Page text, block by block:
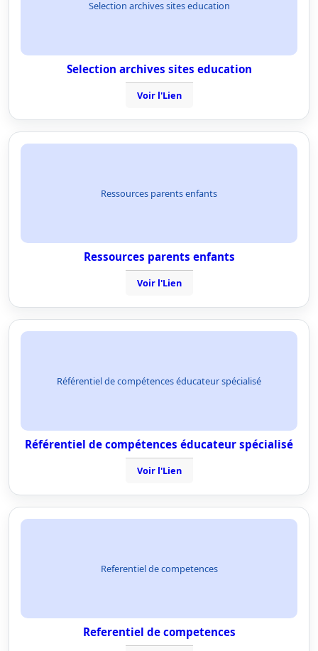
Selection archives sites education
Selection archives sites education
Voir l'Lien
Ressources parents enfants
Ressources parents enfants
Voir l'Lien
Référentiel de compétences éducateur spécialisé
Référentiel de compétences éducateur spécialisé
Voir l'Lien
Referentiel de competences
Referentiel de competences